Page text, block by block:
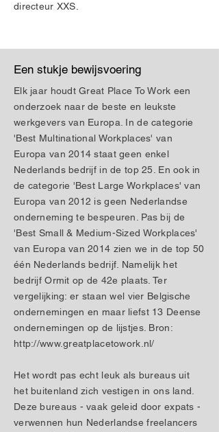
directeur XXS.
Een stukje bewijsvoering
Elk jaar houdt Great Place To Work een
onderzoek naar de beste en leukste
werkgevers van Europa. In de categorie
'Best Multinational Workplaces' van
Europa van 2014 staat geen enkel
Nederlands bedrijf in de top 25. En ook in
de categorie 'Best Large Workplaces' van
Europa van 2012 is geen Nederlandse
onderneming te bespeuren. Pas bij de
'Best Small & Medium-Sized Workplaces'
van Europa van 2014 zien we in de top 50
één Nederlands bedrijf. Namelijk het
bedrijf Ormit op de 42e plaats. Ter
vergelijking: er staan wel vier Belgische
ondernemingen en maar liefst 13 Deense
ondernemingen op de lijstjes. Bron:
http://www.greatplacetowork.nl/
Het wordt pas echt leuk als bureaus uit
het buitenland zich vestigen in ons land.
Deze bureaus - vaak geleid door expats -
verwennen hun Nederlandse freelancers